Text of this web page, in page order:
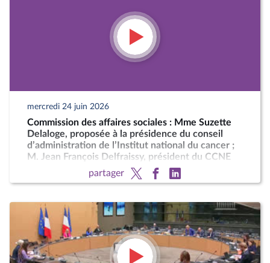
mercredi 24 juin 2026
Commission des affaires sociales : Mme Suzette
Delaloge, proposée à la présidence du conseil
d’administration de l’Institut national du cancer ;
M. Jean François Delfraissy, président du CCNE
partager